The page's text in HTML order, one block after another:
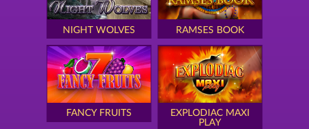
NIGHT WOLVES RAMSES BOOK
FANCY FRUITS
EXPLODIAC MAXI
PLAY